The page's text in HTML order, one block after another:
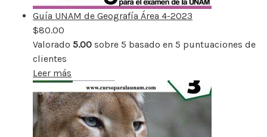
Guía UNAM de Geografía Área 4-2023
$80.00
Valorado 5.00 sobre 5 basado en 5 puntuaciones de
clientes
Leer más